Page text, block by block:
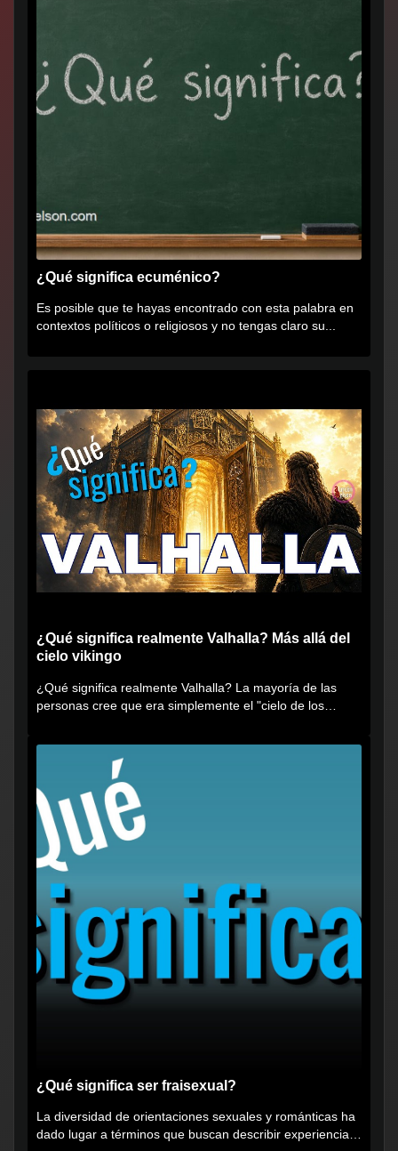
¿Qué significa ecuménico?
Es posible que te hayas encontrado con esta palabra en
contextos políticos o religiosos y no tengas claro su...
¿Qué significa realmente Valhalla? Más allá del
cielo vikingo
¿Qué significa realmente Valhalla? La mayoría de las
personas cree que era simplemente el "cielo de los
¿Qué significa ser fraisexual?
La diversidad de orientaciones sexuales y románticas ha
dado lugar a términos que buscan describir experiencias